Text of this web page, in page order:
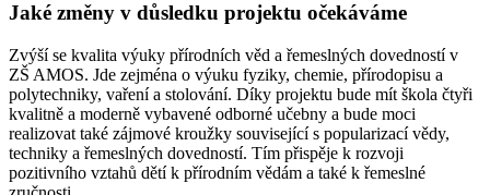
Jaké změny v důsledku projektu očekáváme
Zvýší se kvalita výuky přírodních věd a řemeslných dovedností v
ZŠ AMOS. Jde zejména o výuku fyziky, chemie, přírodopisu a
polytechniky, vaření a stolování. Díky projektu bude mít škola čtyři
kvalitně a moderně vybavené odborné učebny a bude moci
realizovat také zájmové kroužky související s popularizací vědy,
techniky a řemeslných dovedností. Tím přispěje k rozvoji
pozitivního vztahů dětí k přírodním vědám a také k řemeslné